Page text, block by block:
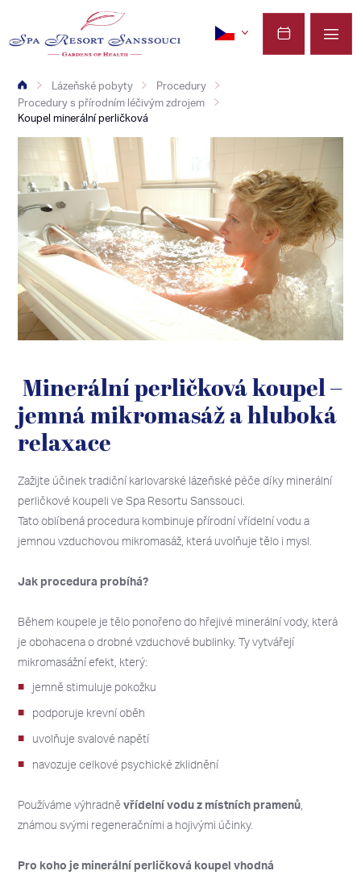
Lázeňské pobyty
Procedury
Procedury s přírodním léčivým zdrojem
Koupel minerální perličková
Minerální perličková koupel –
jemná mikromasáž a hluboká
relaxace
Zažijte účinek tradiční karlovarské lázeňské péče díky minerální
perličkové koupeli ve Spa Resortu Sanssouci.
Tato oblíbená procedura kombinuje přírodní vřídelní vodu a
jemnou vzduchovou mikromasáž, která uvolňuje tělo i mysl.
Jak procedura probíhá?
Během koupele je tělo ponořeno do hřejivé minerální vody, která
je obohacena o drobné vzduchové bublinky. Ty vytvářejí
mikromasážní efekt, který:
jemně stimuluje pokožku
podporuje krevní oběh
uvolňuje svalové napětí
navozuje celkové psychické zklidnění
Používáme výhradněvřídelní vodu z místních pramenů
známou svými regeneračními a hojivými účinky.
Pro koho je minerální perličková koupel vhodná